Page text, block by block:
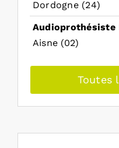
Dordogne (24)
Audioprothésiste
Aisne (02)
Toutes